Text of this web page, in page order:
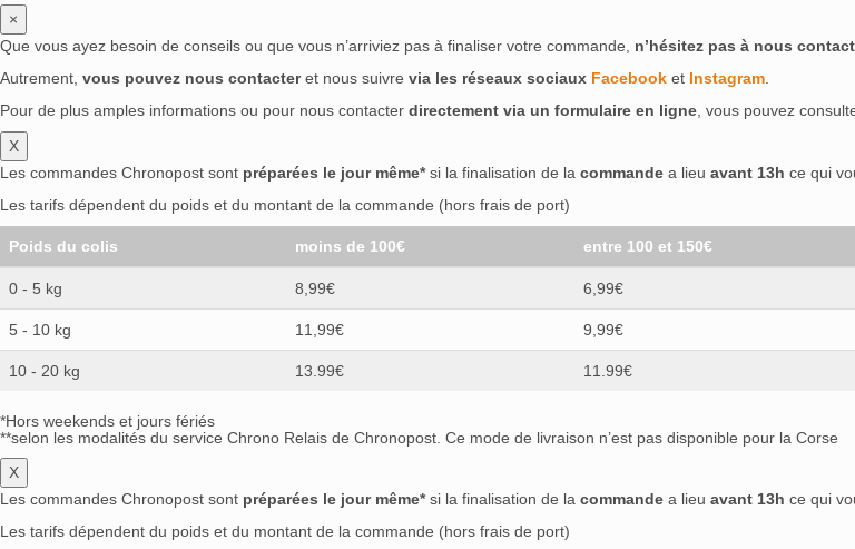
×
Que vous ayez besoin de conseils ou que vous n’arriviez pas à finaliser votre commande, n’hésitez pas à nous
Autrement, vous pouvez nous contacteret nous suivre via les réseaux sociaux Facebook et Instagram
Pour de plus amples informations ou pour nous contacter directement via un formulaire en ligne , vous pouvez
X
Les commandes Chronopost sont préparées le jour même*si la finalisation de la commande a lieu avant 13h ce qui
Les tarifs dépendent du poids et du montant de la commande (hors frais de port)
Poids du colis moins de 100€ entre 100 et 150€
0 - 5 kg 8,99€ 6,99€
5 - 10 kg 11,99€ 9,99€
10 - 20 kg 13.99€ 11.99€
*Hors weekends et jours fériés
**selon les modalités du service Chrono Relais de Chronopost. Ce mode de livraison n’est pas disponible pour la Corse
X
Les commandes Chronopost sont préparées le jour même*si la finalisation de la commande a lieu avant 13h ce qui
Les tarifs dépendent du poids et du montant de la commande (hors frais de port)